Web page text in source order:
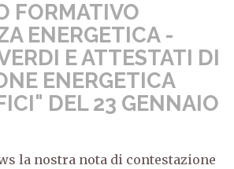
FORMATIVO
ENERGETICA -
E ATTESTATI DI
ENERGETICA
DEL 23 GENNAIO
la nostra nota di contestazione